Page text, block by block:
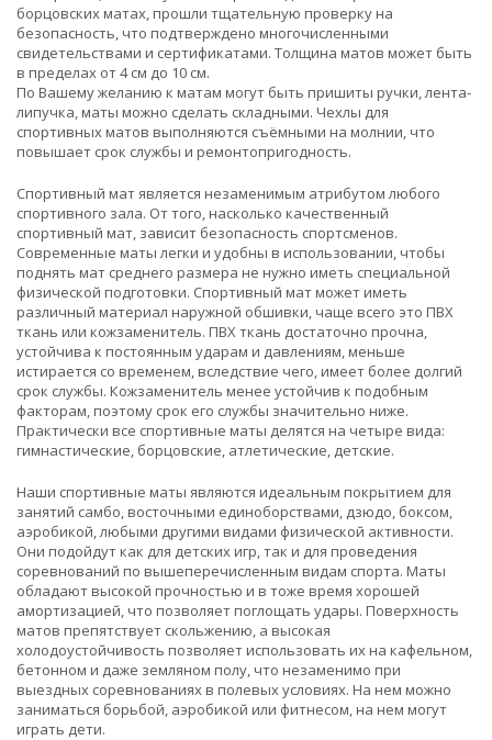
борцовских матах, прошли тщательную проверку на
безопасность, что подтверждено многочисленными
свидетельствами и сертификатами. Толщина матов может быть
в пределах от 4 см до 10 см.
По Вашему желанию к матам могут быть пришиты ручки, лента-
липучка, маты можно сделать складными. Чехлы для
спортивных матов выполняются съёмными на молнии, что
повышает срок службы и ремонтопригодность.
Спортивный мат является незаменимым атрибутом любого
спортивного зала. От того, насколько качественный
спортивный мат, зависит безопасность спортсменов.
Современные маты легки и удобны в использовании, чтобы
поднять мат среднего размера не нужно иметь специальной
физической подготовки. Спортивный мат может иметь
различный материал наружной обшивки, чаще всего это ПВХ
ткань или кожзаменитель. ПВХ ткань достаточно прочна,
устойчива к постоянным ударам и давлениям, меньше
истирается со временем, вследствие чего, имеет более долгий
срок службы. Кожзаменитель менее устойчив к подобным
факторам, поэтому срок его службы значительно ниже.
Практически все спортивные маты делятся на четыре вида:
гимнастические, борцовские, атлетические, детские.
Наши спортивные маты являются идеальным покрытием для
занятий самбо, восточными единоборствами, дзюдо, боксом,
аэробикой, любыми другими видами физической активности.
Они подойдут как для детских игр, так и для проведения
соревнований по вышеперечисленным видам спорта. Маты
обладают высокой прочностью и в тоже время хорошей
амортизацией, что позволяет поглощать удары. Поверхность
матов препятствует скольжению, а высокая
холодоустойчивость позволяет использовать их на кафельном,
бетонном и даже земляном полу, что незаменимо при
выездных соревнованиях в полевых условиях. На нем можно
заниматься борьбой, аэробикой или фитнесом, на нем могут
играть дети.